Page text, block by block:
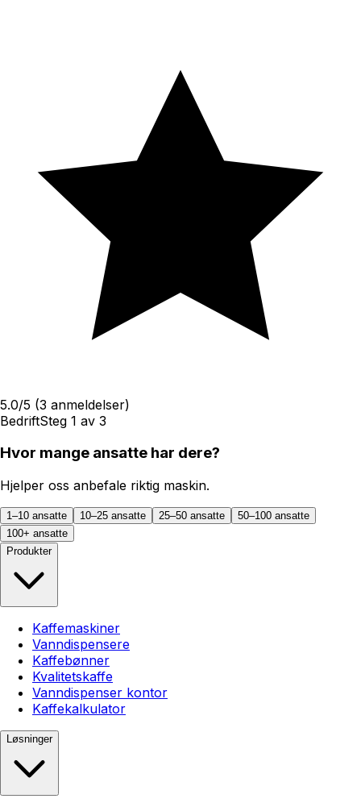
5.0/5 (3 anmeldelser)
BedriftSteg 1 av 3
Hvor mange ansatte har dere?
Hjelper oss anbefale riktig maskin.
1–10 ansatte 10–25 ansatte 25–50 ansatte
50–100 ansatte
100+ ansatte
Produkter
Kaffemaskiner
Vanndispensere
Kaffebønner
Kvalitetskaffe
Vanndispenser kontor
Kaffekalkulator
Løsninger